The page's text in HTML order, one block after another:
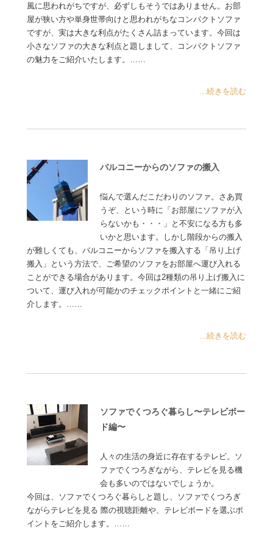
風に思われがちですが、必ずしもそうではありません。お部
屋が狭い方や単身世帯向けと思われがちなコンパクトソファ
ですが、実は大きな利点がたくさん詰まっています。今回は
小さなソファの大きな利点と題しまして、コンパクトソファ
の魅力をご紹介いたします。……
...続きを読む
バルコニーからのソファの搬入
悩んで選んだこだわりのソファ。さあ買
うぞ、という時に「お部屋にソファが入
らないかも・・・」と不安になる方も多
いかと思います。しかし階段からの搬入
が難しくても、バルコニーからソファを搬入する「吊り上げ
搬入」という方法で、ご希望のソファをお部屋へ運び入れる
ことができる場合があります。今回は2種類の吊り上げ搬入に
ついて、運び入れが可能かのチェックポイントと一緒にご紹
介します。……
...続きを読む
ソファでくつろぐ暮らし〜テレビボー
ド編〜
人々の生活の身近に存在するテレビ。ソ
ファでくつろぎながら、テレビを見る機
会も多いのではないでしょうか。
今回は、ソファでくつろぐ暮らしと題し、ソファでくつろぎ
ながらテレビを見る 際の視聴距離や、テレビボードを選ぶポ
イントをご紹介します。……